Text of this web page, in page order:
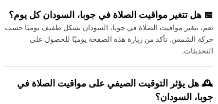
📅 هل تتغير مواقيت الصلاة في جوبا، السودان كل يوم؟
نعم، تتغير مواقيت الصلاة في جوبا، السودان بشكل طفيف يوميًا حسب
حركة الشمس. تأكد من زيارة هذه الصفحة يوميًا للحصول على
التحديثات.
🕰️ هل يؤثر التوقيت الصيفي على مواقيت الصلاة في
جوبا، السودان؟